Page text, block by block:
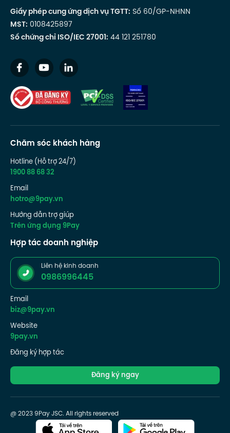
Giấy phép cung ứng dịch vụ TGTT: Số 60/GP-NHNN
MST: 0108425897
Số chứng chỉ ISO/IEC 27001: 44 121 251780
Chăm sóc khách hàng
Hotline (Hỗ trợ 24/7)
1900 88 68 32
Email
hotro@9pay.vn
Hướng dẫn trợ giúp
Trên ứng dụng 9Pay
Hợp tác doanh nghiệp
Liên hệ kinh doanh
0986996445
Email
biz@9pay.vn
Website
9pay.vn
Đăng ký hợp tác
Đăng ký ngay
@ 2023 9Pay JSC. All rights reserved